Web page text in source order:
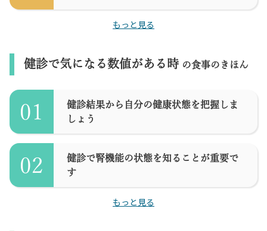
もっと見る
健診で気になる数値がある時 の食事のきほん
01
健診結果から自分の健康状態を把握しま
しょう
02
健診で腎機能の状態を知ることが重要で
す
もっと見る